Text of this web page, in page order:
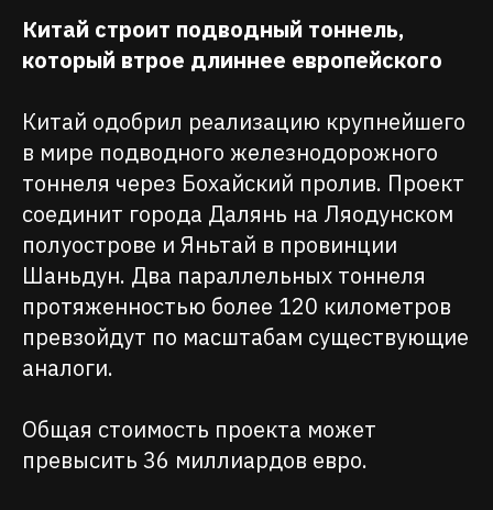
Китай строит подводный тоннель,
который втрое длиннее европейского
Китай одобрил реализацию крупнейшего
в мире подводного железнодорожного
тоннеля через Бохайский пролив. Проект
соединит города Далянь на Ляодунском
полуострове и Яньтай в провинции
Шаньдун. Два параллельных тоннеля
протяженностью более 120 километров
превзойдут по масштабам существующие
аналоги.
Общая стоимость проекта может
превысить 36 миллиардов евро.